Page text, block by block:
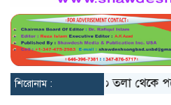
শিরোনাম :
মিয়ানমার ১০ তলা থেকে পড়ে